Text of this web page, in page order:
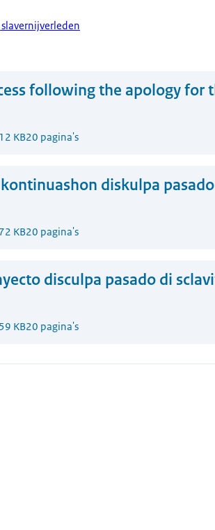
following the apology for
KB20 pagina's
diskulpa
KB20 pagina's
disculpa pasado di
KB20 pagina's